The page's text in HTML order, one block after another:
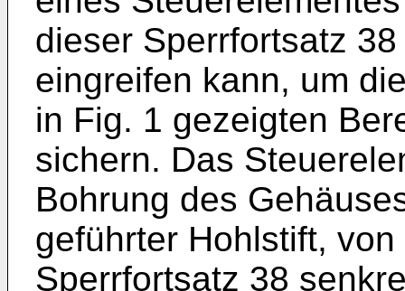
dieser Sperrfortsatz
eingreifen kann, um
in Fig. 1 gezeigten
sichern. Das
Bohrung des
geführter Hohlstift,
Sperrfortsatz 38